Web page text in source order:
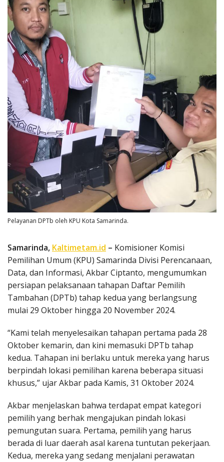
Pelayanan DPTb oleh KPU Kota Samarinda.
Samarinda, Kaltimetam.id – Komisioner Komisi
Pemilihan Umum (KPU) Samarinda Divisi Perencanaan,
Data, dan Informasi, Akbar Ciptanto, mengumumkan
persiapan pelaksanaan tahapan Daftar Pemilih
Tambahan (DPTb) tahap kedua yang berlangsung
mulai 29 Oktober hingga 20 November 2024.
“Kami telah menyelesaikan tahapan pertama pada 28
Oktober kemarin, dan kini memasuki DPTb tahap
kedua. Tahapan ini berlaku untuk mereka yang harus
berpindah lokasi pemilihan karena beberapa situasi
khusus,” ujar Akbar pada Kamis, 31 Oktober 2024.
Akbar menjelaskan bahwa terdapat empat kategori
pemilih yang berhak mengajukan pindah lokasi
pemungutan suara. Pertama, pemilih yang harus
berada di luar daerah asal karena tuntutan pekerjaan.
Kedua, mereka yang sedang menjalani perawatan